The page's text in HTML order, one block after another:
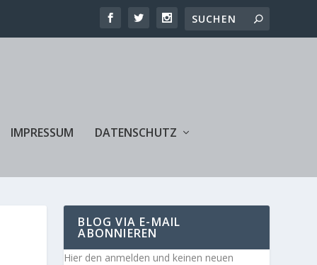
IMPRESSUM DATENSCHUTZ
BLOG VIA E-MAIL
ABONNIEREN
Hier den anmelden und keinen neuen